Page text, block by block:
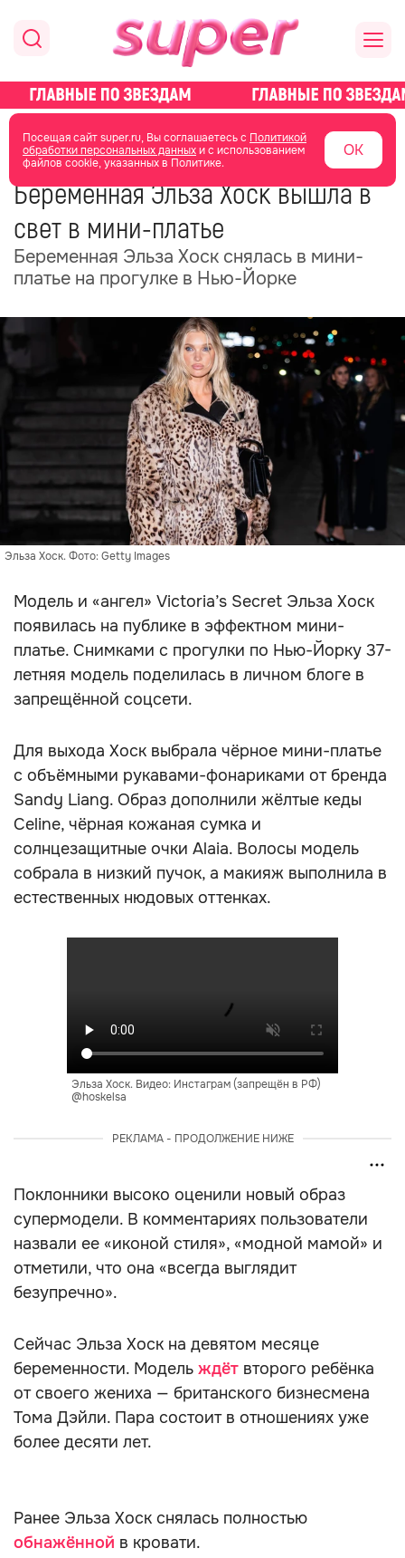
Посещая сайт super.ru, Вы соглашаетесь с Политикой
обработки персональных данныхи с использованием
файлов cookie, указанных в Политике.
ОК
главная новости о звездах новости
09 июля 12:26
Беременная Эльза Хоск вышла в
свет в мини-платье
Беременная Эльза Хоск снялась в мини-
платье на прогулке в Нью-Йорке
Эльза Хоск. Фото: Getty Images
Модель и «ангел» Victoria’s Secret Эльза Хоск
появилась на публике в эффектном мини-
платье. Снимками с прогулки по Нью-Йорку 37-
летняя модель поделилась в личном блоге в
запрещённой соцсети.
Для выхода Хоск выбрала чёрное мини-платье
с объёмными рукавами-фонариками от бренда
Sandy Liang. Образ дополнили жёлтые кеды
Celine, чёрная кожаная сумка и
солнцезащитные очки Alaia. Волосы модель
собрала в низкий пучок, а макияж выполнила в
естественных нюдовых оттенках.
Эльза Хоск. Видео: Инстаграм (запрещён в РФ)
@hoskelsa
РЕКЛАМА - ПРОДОЛЖЕНИЕ НИЖЕ
Поклонники высоко оценили новый образ
супермодели. В комментариях пользователи
назвали ее «иконой стиля», «модной мамой» и
отметили, что она «всегда выглядит
безупречно».
Сейчас Эльза Хоск на девятом месяце
беременности. Модель ждёт второго ребёнка
от своего жениха — британского бизнесмена
Тома Дэйли. Пара состоит в отношениях уже
более десяти лет.
Ранее Эльза Хоск снялась полностью
обнажённой в кровати.